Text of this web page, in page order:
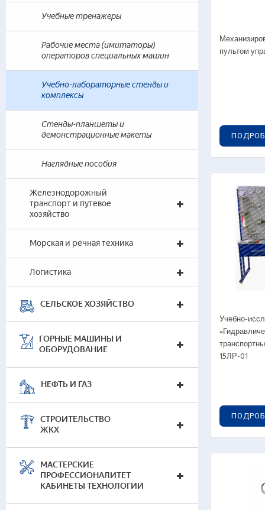
Учебные тренажеры
Рабочие места (имитаторы)
операторов специальных машин
Учебно-лабораторные стенды и
комплексы
Стенды-планшеты и
демонстрационные макеты
Наглядные пособия
Железнодорожный
транспорт и путевое
хозяйство
Морская и речная техника
Логистика
СЕЛЬСКОЕ ХОЗЯЙСТВО
ГОРНЫЕ МАШИНЫ И
ОБОРУДОВАНИЕ
НЕФТЬ И ГАЗ
СТРОИТЕЛЬСТВО
ЖКХ
МАСТЕРСКИЕ
ПРОФЕССИОНАЛИТЕТ
КАБИНЕТЫ ТЕХНОЛОГИИ
пультом
Учебно-
15ЛР-01